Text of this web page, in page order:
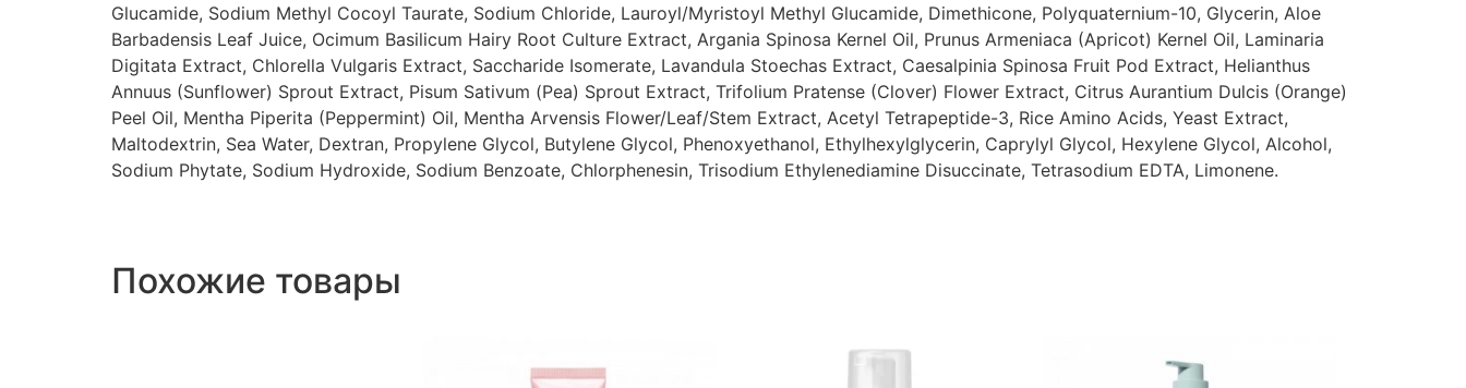
Glucamide, Sodium Methyl Cocoyl Taurate, Sodium Chloride, Lauroyl/Myristoyl Methyl Glucamide, Dimethicone, Polyquaternium-10, Glycerin, Aloe
Barbadensis Leaf Juice, Ocimum Basilicum Hairy Root Culture Extract, Argania Spinosa Kernel Oil, Prunus Armeniaca (Apricot) Kernel Oil, Laminaria
Digitata Extract, Chlorella Vulgaris Extract, Saccharide Isomerate, Lavandula Stoechas Extract, Caesalpinia Spinosa Fruit Pod Extract, Helianthus
Annuus (Sunflower) Sprout Extract, Pisum Sativum (Pea) Sprout Extract, Trifolium Pratense (Clover) Flower Extract, Citrus Aurantium Dulcis (Orange)
Peel Oil, Mentha Piperita (Peppermint) Oil, Mentha Arvensis Flower/Leaf/Stem Extract, Acetyl Tetrapeptide-3, Rice Amino Acids, Yeast Extract,
Maltodextrin, Sea Water, Dextran, Propylene Glycol, Butylene Glycol, Phenoxyethanol, Ethylhexylglycerin, Caprylyl Glycol, Hexylene Glycol, Alcohol,
Sodium Phytate, Sodium Hydroxide, Sodium Benzoate, Chlorphenesin, Trisodium Ethylenediamine Disuccinate, Tetrasodium EDTA, Limonene.
Похожие товары